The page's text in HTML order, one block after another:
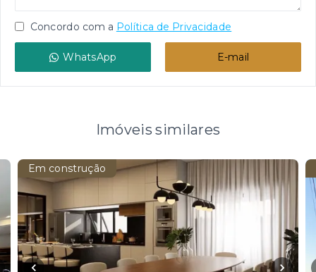
Concordo com a Política de Privacidade
WhatsApp E-mail
Imóveis similares
Em construção